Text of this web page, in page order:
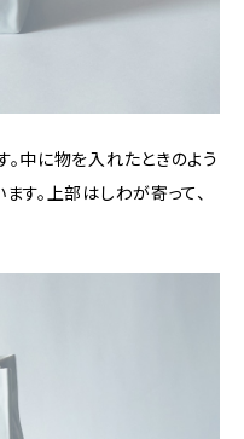
中に物を入れたときのよう
す。上部はしわが寄って、